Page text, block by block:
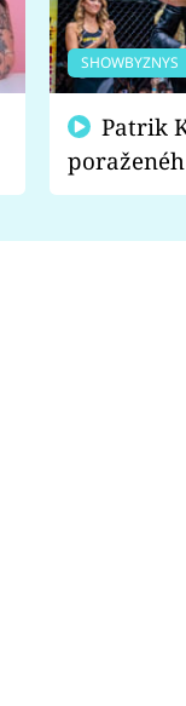
SHOWBYZNYS
fanoušci